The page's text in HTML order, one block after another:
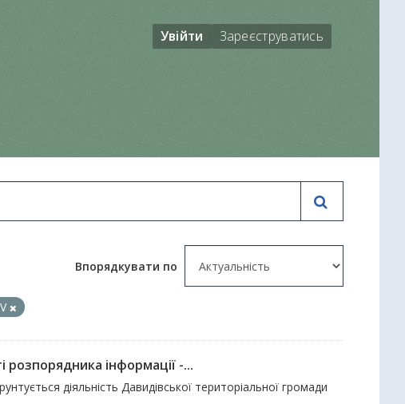
Увійти Зареєструватись
Впорядкувати по
розпорядника інформації -...
діяльність Давидівської територіальної громади